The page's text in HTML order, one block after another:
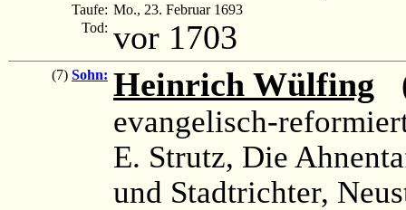
Taufe: Mo., 23. Februar 1693
Tod: vor 1703
(7) Sohn: Heinrich Wülfing
evangelisch-
E. Strutz, Die
und Stadtrichter,